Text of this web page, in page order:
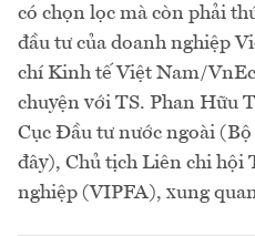
có chọn lọc mà còn phải
đầu tư của doanh nghiệp
chí Kinh tế Việt Nam/
chuyện với TS. Phan Hữu
Cục Đầu tư nước ngoài
đây), Chủ tịch Liên chi hội
nghiệp (VIPFA), xung